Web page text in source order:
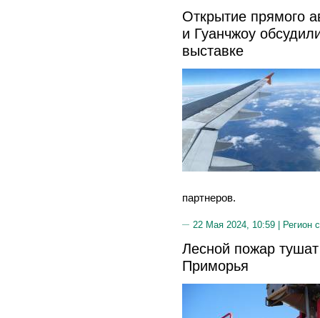
Открытие прямого
и Гуанчжоу
выставке
партнеров.
22 Мая 2024, 10:59 | Регион
Лесной пожар
Приморья